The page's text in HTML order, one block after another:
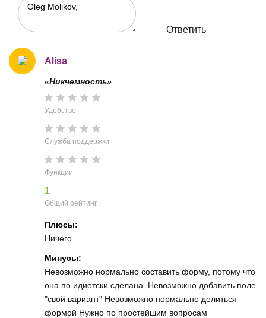
Ответить
Alisa
«Никчемность»
Удобство
Служба поддержки
Функции
1
Общий рейтинг
Плюсы:
Ничего
Минусы:
Невозможно нормально составить форму, потому что
она по идиотски сделана. Невозможно добавить поле
"свой вариант" Невозможно нормально делиться
формой Нужно по простейшим вопросам